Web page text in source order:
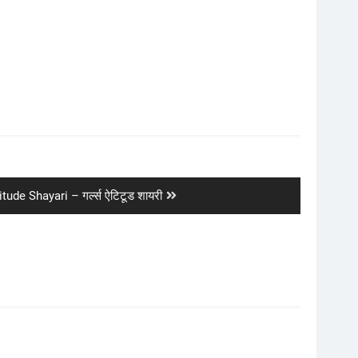
Shayari – गर्ल्स ऐटिटूड शायरी